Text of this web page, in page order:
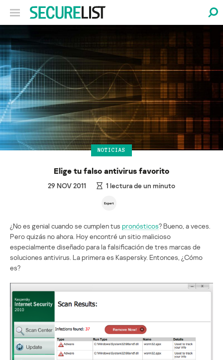
NOTICIAS
Elige tu falso antivirus favorito
29 NOV 2011 1 lectura de un minuto
¿No es genial cuando se cumplen tus pronósticos? Bueno, a veces.
Pero quizás no ahora. Hoy encontré un sitio malicioso
especialmente diseñado para la falsificación de tres marcas de
soluciones antivirus. La primera es Kaspersky. Entonces, ¿Cómo
es?